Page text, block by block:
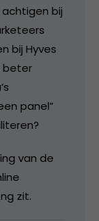
achtigen bij
bij Hyves
beter
panel”
van de
zit.